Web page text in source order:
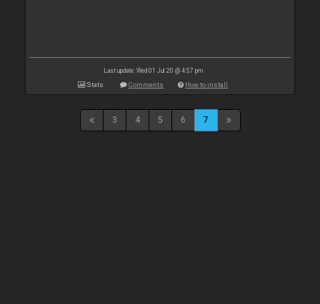
Last update: Wed 01 Jul 20 @ 4:57 pm
Stats Comments How to install
3 4 5 6 7